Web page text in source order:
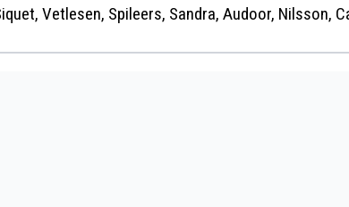
Vetlesen, Spileers, Sandra, Audoor, Nilsson,